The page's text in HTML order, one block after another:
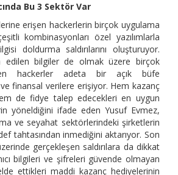
Bu 3 Sektör Var
erişen hackerlerin birçok uygulama
kombinasyonları özel yazılımlarla
doldurma saldırılarını oluşturuyor.
edilen bilgiler de olmak üzere birçok
hackerler adeta bir açık büfe
finansal verilere erişiyor. Hem kazanç
de fidye talep edecekleri en uygun
yöneldiğini ifade eden Yusuf Evmez,
ve seyahat sektörlerindeki şirketlerin
tahtasından inmediğini aktarıyor. Son
gerçekleşen saldırılara da dikkat
bilgileri ve şifreleri güvende olmayan
ettikleri maddi kazanç hediyelerinin